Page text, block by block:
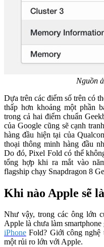
Nguồn
Dựa trên các điểm số trên có
thấp hơn khoảng một phần
trong cả hai điểm chuẩn
của Google cũng sẽ cạnh
hàng đầu hiện tại của
thoại thông minh hàng đầu
Do đó, Pixel Fold có thể
tổng hợp khi ra mắt vào
flagship chạy Snapdragon 8
Khi nào Apple sẽ
Như vậy, trong các ông lớn
Apple là chưa làm
iPhone Fold? Giới công nghệ
một rủi ro lớn với Apple.